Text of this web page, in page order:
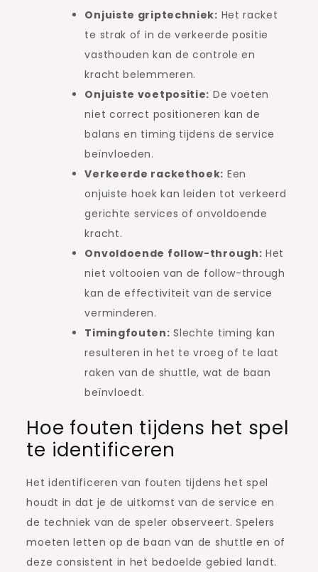
Onjuiste griptechniek: Het racket
te strak of in de verkeerde positie
vasthouden kan de controle en
kracht belemmeren.
Onjuiste voetpositie: De voeten
niet correct positioneren kan de
balans en timing tijdens de service
beïnvloeden.
Verkeerde rackethoek: Een
onjuiste hoek kan leiden tot verkeerd
gerichte services of onvoldoende
kracht.
Onvoldoende follow-through: Het
niet voltooien van de follow-through
kan de effectiviteit van de service
verminderen.
Timingfouten: Slechte timing kan
resulteren in het te vroeg of te laat
raken van de shuttle, wat de baan
beïnvloedt.
Hoe fouten tijdens het spel
te identificeren
Het identificeren van fouten tijdens het spel
houdt in dat je de uitkomst van de service en
de techniek van de speler observeert. Spelers
moeten letten op de baan van de shuttle en of
deze consistent in het bedoelde gebied landt.